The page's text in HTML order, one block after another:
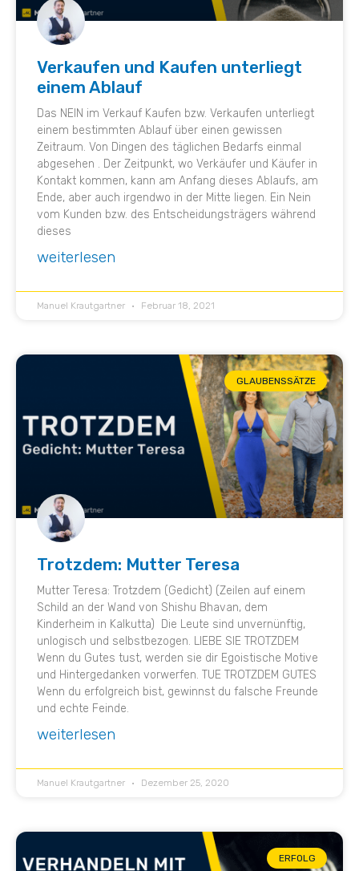
Verkaufen und Kaufen unterliegt
einem Ablauf
Das NEIN im Verkauf Kaufen bzw. Verkaufen unterliegt
einem bestimmten Ablauf über einen gewissen
Zeitraum. Von Dingen des täglichen Bedarfs einmal
abgesehen . Der Zeitpunkt, wo Verkäufer und Käufer in
Kontakt kommen, kann am Anfang dieses Ablaufs, am
Ende, aber auch irgendwo in der Mitte liegen. Ein Nein
vom Kunden bzw. des Entscheidungsträgers während
dieses
weiterlesen
Manuel Krautgartner Februar 18, 2021
GLAUBENSSÄTZE
Trotzdem: Mutter Teresa
Mutter Teresa: Trotzdem (Gedicht) (Zeilen auf einem
Schild an der Wand von Shishu Bhavan, dem
Kinderheim in Kalkutta) ⁣ Die Leute sind unvernünftig,
unlogisch und selbstbezogen. LIEBE SIE TROTZDEM
Wenn du Gutes tust, werden sie dir Egoistische Motive
und Hintergedanken vorwerfen. TUE TROTZDEM GUTES
Wenn du erfolgreich bist, gewinnst du falsche Freunde
und echte Feinde.
weiterlesen
Manuel Krautgartner Dezember 25, 2020
ERFOLG